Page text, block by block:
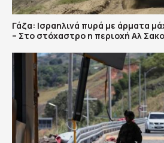
Γάζα: Ισραηλινά πυρά με άρματα
– Στο στόχαστρο η περιοχή Αλ